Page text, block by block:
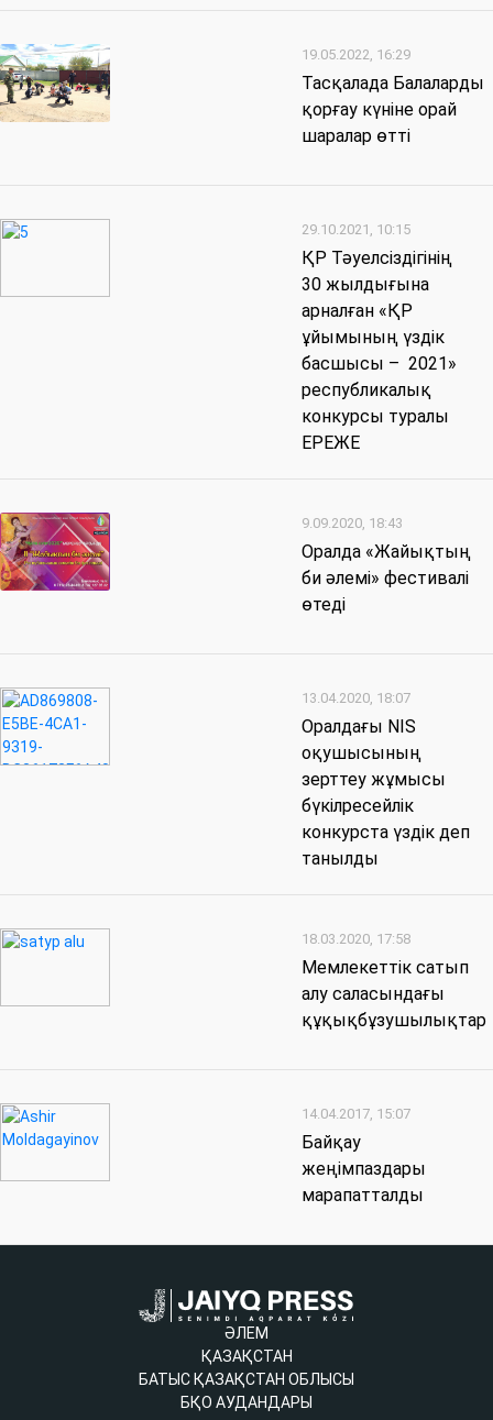
19.05.2022, 16:29
Тасқалада Балаларды
қорғау күніне орай
шаралар өтті
29.10.2021, 10:15
ҚР Тәуелсіздігінің
30 жылдығына
арналған «ҚР
ұйымының үздік
басшысы – 2021»
республикалық
конкурсы туралы
ЕРЕЖЕ
9.09.2020, 18:43
Оралда «Жайықтың
би әлемі» фестивалі
өтеді
13.04.2020, 18:07
Оралдағы NIS
оқушысының
зерттеу жұмысы
бүкілресейлік
конкурста үздік деп
танылды
18.03.2020, 17:58
Мемлекеттік сатып
алу саласындағы
құқықбұзушылықтар
14.04.2017, 15:07
Байқау
жеңімпаздары
марапатталды
ӘЛЕМ
ҚАЗАҚСТАН
БАТЫС ҚАЗАҚСТАН ОБЛЫСЫ
БҚО АУДАНДАРЫ